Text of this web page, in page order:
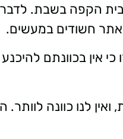
הקפה בשבת.
חשודים במעשים.
בכוונתם להיכנע
לנו כוונה לוותר.